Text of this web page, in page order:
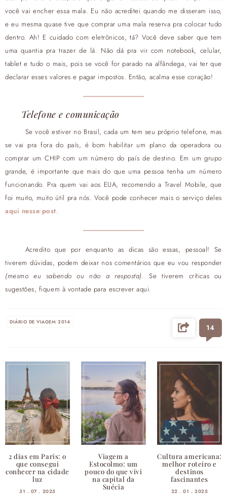
você vai encher essa mala. Eu não acreditei quando me disseram isso,
e eu mesma quase tive que comprar uma mala reserva pra colocar tudo
dentro. Ah! E cuidado com eletrônicos, tá? Você deve saber que tem
uma quantia pra trazer de lá. Não dá pra vir com notebook, celular,
tablet e tudo o mais, pois se você for parado na alfândega, vai ter que
declarar esses valores e pagar impostos. Então, acalma esse coração!
Telefone e comunicação
Se você estiver no Brasil, cada um tem seu próprio telefone, mas
se vai pra fora do país, é bom habilitar um plano da operadora ou
comprar um CHIP com um número do país de destino. Em um grupo
grande, é importante que mais do que uma pessoa tenha um número
funcionando. Pra quem vai aos EUA, recomendo a Travel Mobile, que
foi muito, muito útil pra nós. Você pode conhecer mais o serviço deles
aqui nesse post.
Acredito que por enquanto as dicas são essas, pessoal! Se
tiverem dúvidas, podem deixar nos comentários que eu vou responder
(mesmo eu sabendo ou não a resposta). Se tiverem críticas ou
sugestões, fiquem à vontade para escrever aqui.
DIÁRIO DE VIAGEM 2014
14
2 dias em Paris: o
que consegui
conhecer na cidade
luz
31 . 07 . 2025
Viagem a
Estocolmo: um
pouco do que vivi
na capital da
Suécia
Cultura americana:
melhor roteiro e
destinos
fascinantes
22 . 01 . 2025